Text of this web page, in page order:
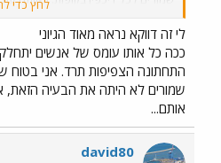
השמורים, כי ימכור מקומות נוספים
כמו באוטובוס) למי שלאחר שעלה
מחמישה ש"ח כדי שלא להימחץ בהמון?
השמורים ועדיין מי שמוכן לקנות
ברכבות העמוסות של ימי ראשון בין כה
בלתי אפשרי לפלס את הדרך בהמון
הרכבת היום (וכך אעשה לדאבוני בימי
למכונית בחניה ותרמתי את חלקי
באדיבות רכבת ישראל.
לחץ כדי
לי זה דווקא נראה מאוד הגיוני
התחתונה הצפיפות תרד. אני בטוח
שמורים לא היתה את הבעיה
אותם...
david80